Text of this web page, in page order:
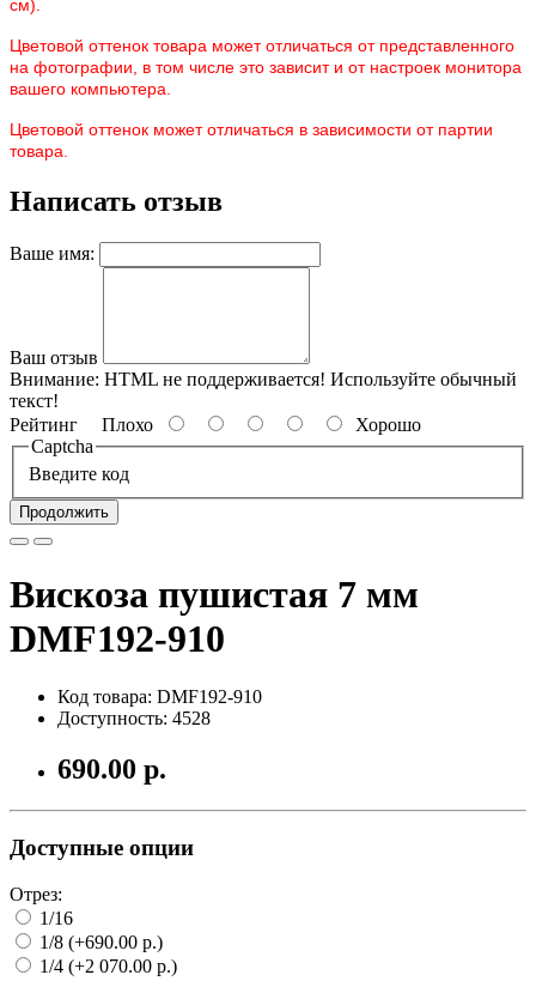
см).
Цветовой оттенок товара может отличаться от представленного
на фотографии, в том числе это зависит и от настроек монитора
вашего компьютера.
Цветовой оттенок может отличаться в зависимости от партии
товара.
Написать отзыв
Ваше имя:
Ваш отзыв
Внимание: HTML не поддерживается! Используйте обычный
текст!
Рейтинг Плохо
Хорошо
Captcha
Введите код
Продолжить
Вискоза пушистая 7 мм
DMF192-910
Код товара: DMF192-910
Доступность: 4528
690.00 р.
Доступные опции
Отрез:
1/16
1/8 (+690.00 р.)
1/4 (+2 070.00 р.)